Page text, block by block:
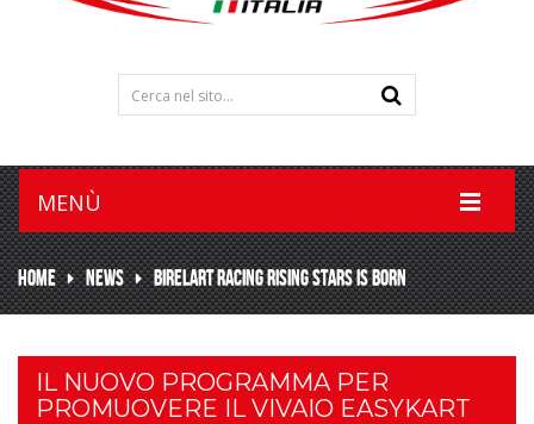
MENÙ
HOME NEWS BIRELART RACING RISING STARS IS BORN
IL NUOVO PROGRAMMA PER
PROMUOVERE IL VIVAIO EASYKART